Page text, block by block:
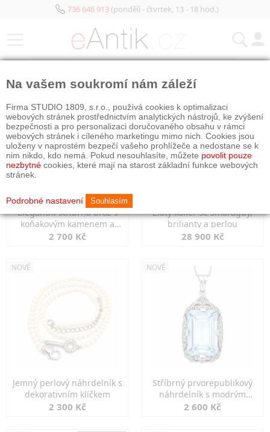
736 646 913(pondělí - čtvrtek, 13 - 18 hod.)
Elegantní stříbrná brož s
koňakovým kamenem a
markazity
2 700 Kč
Zlatý kolier se smaragdy,
brilianty a perlou
28 900 Kč
NOVÉ
Jemný perlový náhrdelník s
dekorativním klíčkem
2 300 Kč
NOVÉ
Stříbrný prvorepublikový
náhrdelník s modrým
spinelem
2 600 Kč
Na vašem soukromí nám záleží
Firma STUDIO 1809, s.r.o., používá cookies k optimalizaci
webových stránek prostřednictvím analytických nástrojů, ke zvýšení
bezpečnosti a pro personalizaci doručovaného obsahu v rámci
webových stránek i cíleného marketingu mimo nich. Cookies jsou
uloženy v naprostém bezpečí vašeho prohlížeče a nedostane se k
nim nikdo, kdo nemá. Pokud nesouhlasíte, můžete povolit pouze
nezbytné cookies, které mají na starost základní funkce webových
stránek.
Podrobné nastavení Souhlasím